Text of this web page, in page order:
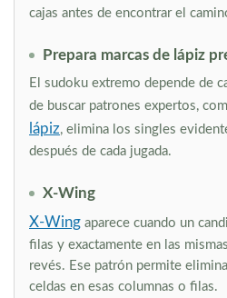
cajas antes de encontrar el
Prepara marcas de lápiz
El sudoku extremo depende de
de buscar patrones expertos,
lápiz, elimina los singles
después de cada jugada.
X-Wing
X-Wing aparece cuando un
filas y exactamente en las
revés. Ese patrón permite
celdas en esas columnas o filas.